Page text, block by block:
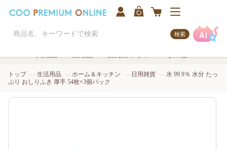
検索
トップ 生活用品 ホーム＆キッチン 日用雑貨
水 99.9％ 水分 たっ
ぷり おしりふき 厚手 54枚×3個パック